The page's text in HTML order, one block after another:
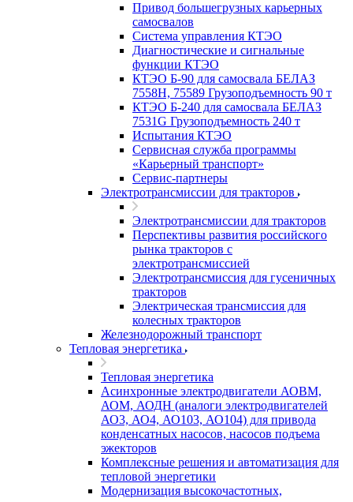
Привод большегрузных карьерных
самосвалов
Система управления КТЭО
Диагностические и сигнальные
функции КТЭО
КТЭО Б-90 для самосвала БЕЛАЗ
7558H, 75589 Грузоподъемность 90 т
КТЭО Б-240 для самосвала БЕЛАЗ
7531G Грузоподъемность 240 т
Испытания КТЭО
Сервисная служба программы
«Карьерный транспорт»
Сервис-партнеры
Электротрансмиссии для тракторов
Электротрансмиссии для тракторов
Перспективы развития российского
рынка тракторов с
электротрансмиссией
Электротрансмиссия для гусеничных
тракторов
Электрическая трансмиссия для
колесных тракторов
Железнодорожный транспорт
Тепловая энергетика
Тепловая энергетика
Асинхронные электродвигатели АОВМ,
АОМ, АОДН (аналоги электродвигателей
АО3, АО4, АО103, АО104) для привода
конденсатных насосов, насосов подъема
эжекторов
Комплексные решения и автоматизация для
тепловой энергетики
Модернизация высокочастотных,